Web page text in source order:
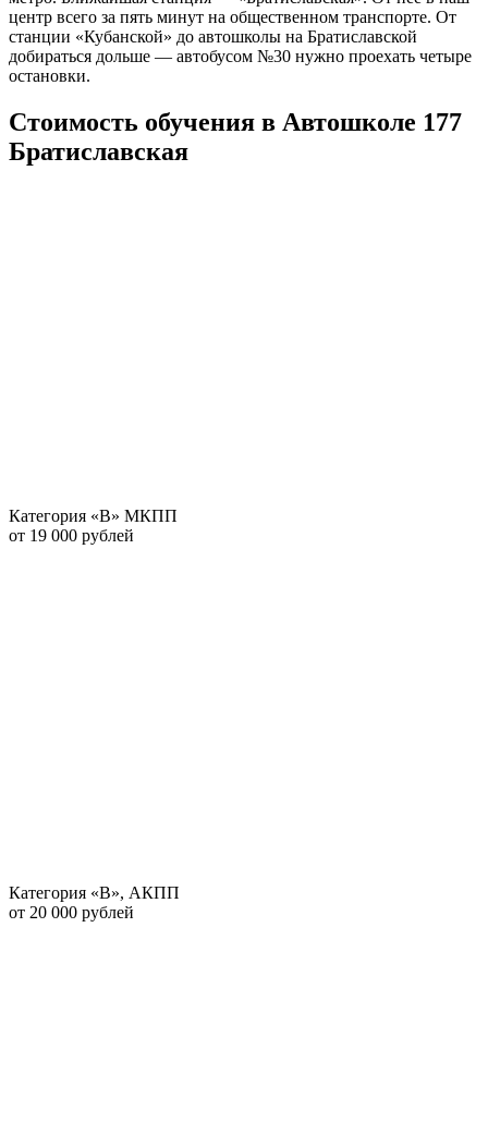
центр всего за пять минут на общественном транспорте. От
станции «Кубанской» до автошколы на Братиславской
добираться дольше — автобусом №30 нужно проехать четыре
остановки.
Стоимость обучения в Автошколе 177
Братиславская
Категория «В» МКПП
от 19 000 рублей
Категория «В», АКПП
от 20 000 рублей